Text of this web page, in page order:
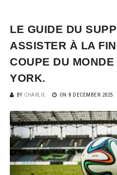
LE GUIDE DU
ASSISTER À LA
COUPE DU
YORK.
BY CHARLIE ON 8 DECEMBER 2025